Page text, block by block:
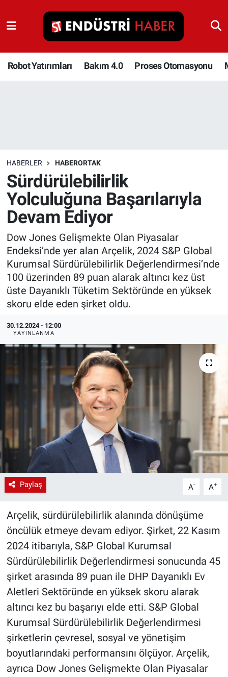
Robot Yatırımları Bakım 4.0 Proses Otomasyonu
HABERLER HABERORTAK
Sürdürülebilirlik
Yolculuğuna Başarılarıyla
Devam Ediyor
Dow Jones Gelişmekte Olan Piyasalar
Endeksi’nde yer alan Arçelik, 2024 S&P Global
Kurumsal Sürdürülebilirlik Değerlendirmesi’nde
100 üzerinden 89 puan alarak altıncı kez üst
üste Dayanıklı Tüketim Sektöründe en yüksek
skoru elde eden şirket oldu.
30.12.2024 - 12:00
YAYINLANMA
Paylaş A- A+
Arçelik, sürdürülebilirlik alanında dönüşüme
öncülük etmeye devam ediyor. Şirket, 22 Kasım
2024 itibarıyla, S&P Global Kurumsal
Sürdürülebilirlik Değerlendirmesi sonucunda 45
şirket arasında 89 puan ile DHP Dayanıklı Ev
Aletleri Sektöründe en yüksek skoru alarak
altıncı kez bu başarıyı elde etti. S&P Global
Kurumsal Sürdürülebilirlik Değerlendirmesi
şirketlerin çevresel, sosyal ve yönetişim
boyutlarındaki performansını ölçüyor. Arçelik,
ayrıca Dow Jones Gelişmekte Olan Piyasalar
Robot Yatırımları
Bakım 4.0
İnşaat ve Malzeme
HaberOrtak
EndüstriST
Enerjisini Üreten Fabrikalar
Endüstri 4.0 Uygulamaları
Ağır Sanayi Çözümleri